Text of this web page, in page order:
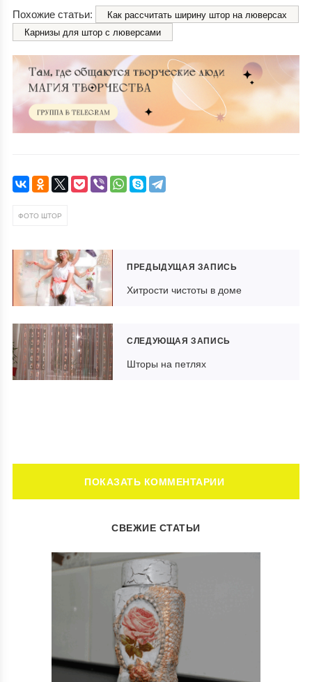
Похожие статьи:
Как рассчитать ширину штор на люверсах
Карнизы для штор с люверсами
ФОТО ШТОР
ПРЕДЫДУЩАЯ ЗАПИСЬ
Хитрости чистоты в доме
СЛЕДУЮЩАЯ ЗАПИСЬ
Шторы на петлях
диаметр и длину гардин
[…] дизайнов шторы на люверсах так разнообразны, что
вы легко найдете себе тот, что […]
Короткие шторы на кухню своими руками - Шьем
кухонные шторы
СВЕЖИЕ СТАТЬИ